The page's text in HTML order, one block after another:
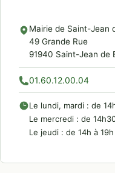
Mairie de Saint-Jean
49 Grande Rue
91940 Saint-Jean de
01.60.12.00.04
Le lundi, mardi : de
Le mercredi : de
Le jeudi : de 14h à 19h